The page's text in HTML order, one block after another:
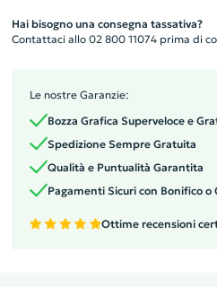
Hai bisogno una consegna tassativa?
Contattaci allo 02 800 11074 prima di
Le nostre Garanzie:
Bozza Grafica Superveloce e
Spedizione Sempre Gratuita
Qualità e Puntualità Garantita
Pagamenti Sicuri con Bonifico o
Ottime recensioni